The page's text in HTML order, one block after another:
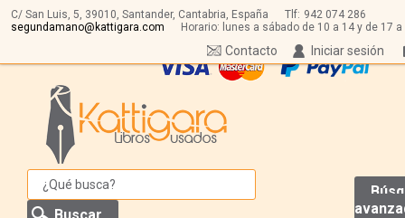
C/ San Luis, 5, 39010, Santander, Cantabria, España Tlf: 942 074 286
segundamano@kattigara.com
Horario: lunes a sábado de 10 a 14 y de 17 a
Iniciar sesión
Contacto